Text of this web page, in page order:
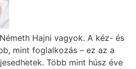
Hajni vagyok. A kéz- és
mint foglalkozás – ez az a
Több mint húsz éve